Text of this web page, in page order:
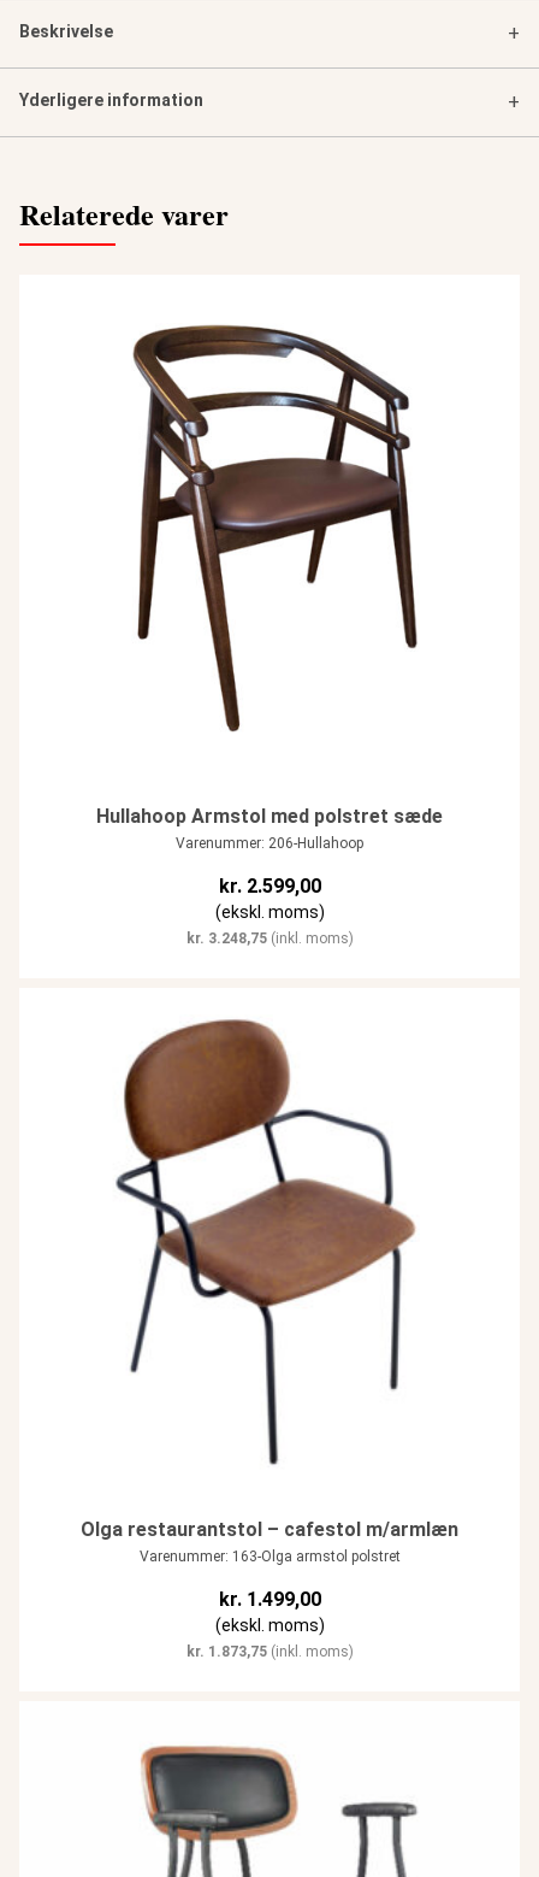
Beskrivelse +
Yderligere information +
Relaterede varer
Hullahoop Armstol med polstret sæde
Varenummer: 206-Hullahoop
kr.2.599,00
(ekskl. moms)
kr. 3.248,75(inkl. moms)
Olga restaurantstol – cafestol m/armlæn
Varenummer: 163-Olga armstol polstret
kr.1.499,00
(ekskl. moms)
kr. 1.873,75(inkl. moms)